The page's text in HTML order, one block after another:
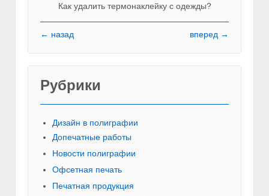
Как удалить термонаклейку с одежды?
← назад вперед →
Рубрики
Дизайн в полиграфии
Допечатные работы
Новости полиграфии
Офсетная печать
Печатная продукция